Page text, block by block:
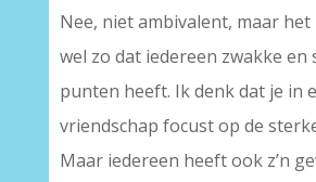
Nee, niet ambivalent, maar
wel zo dat iedereen zwakke en
punten heeft. Ik denk dat je in
vriendschap focust op de
Maar iedereen heeft ook z’n